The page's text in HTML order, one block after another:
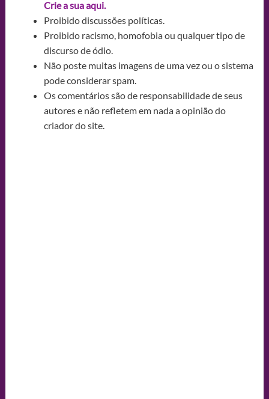
Crie a sua aqui.
Proibido discussões políticas.
Proibido racismo, homofobia ou qualquer tipo de
discurso de ódio.
Não poste muitas imagens de uma vez ou o sistema
pode considerar spam.
Os comentários são de responsabilidade de seus
autores e não refletem em nada a opinião do
criador do site.